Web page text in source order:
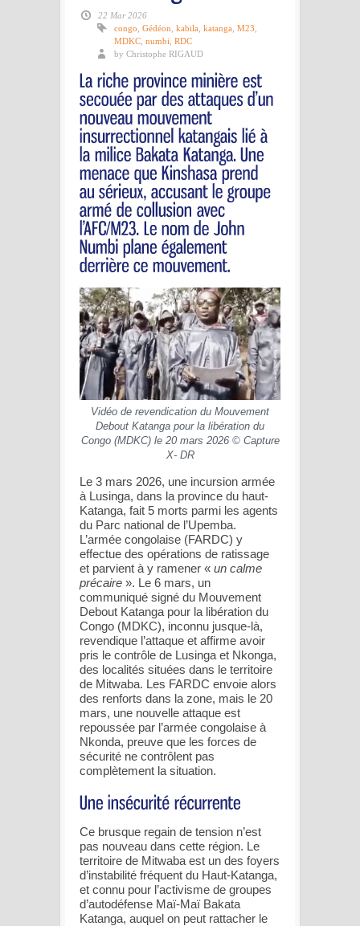
22 Mar 2026
congo Gédéon kabila katanga M23
MDKC numbi RDC
by Christophe RIGAUD
Vidéo de revendication du Mouvement
Debout Katanga pour la libération du
Congo (MDKC) le 20 mars 2026 © Capture
X- DR
Le 3 mars 2026, une incursion armée
à Lusinga, dans la province du haut-
Katanga, fait 5 morts parmi les agents
du Parc national de l’Upemba.
L’armée congolaise (FARDC) y
effectue des opérations de ratissage
et parvient à y ramener « un calme
précaire ». Le 6 mars, un
communiqué signé du Mouvement
Debout Katanga pour la libération du
Congo (MDKC), inconnu jusque-là,
revendique l’attaque et affirme avoir
pris le contrôle de Lusinga et Nkonga,
des localités situées dans le territoire
de Mitwaba. Les FARDC envoie alors
des renforts dans la zone, mais le 20
mars, une nouvelle attaque est
repoussée par l’armée congolaise à
Nkonda, preuve que les forces de
sécurité ne contrôlent pas
complètement la situation.
Ce brusque regain de tension n’est
pas nouveau dans cette région. Le
territoire de Mitwaba est un des foyers
d’instabilité fréquent du Haut-Katanga,
et connu pour l’activisme de groupes
d’autodéfense Maï-Maï Bakata
Katanga, auquel on peut rattacher le